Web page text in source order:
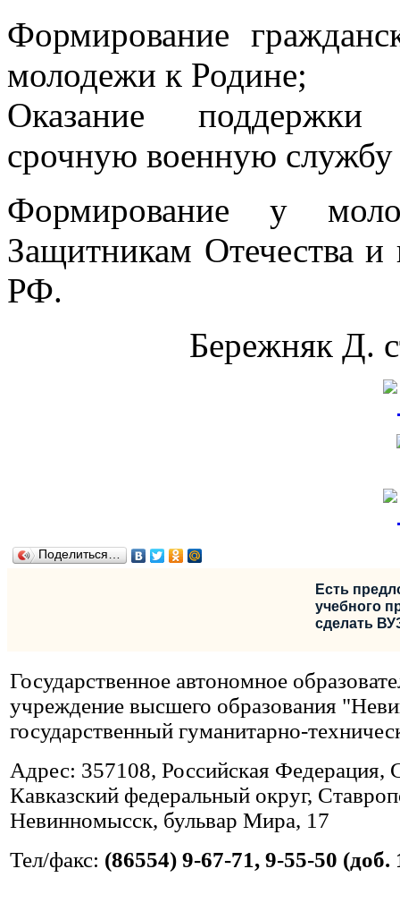
Формирование
молодежи к Родине;
Оказание
срочную военную
Формирование у
Защитникам Отечества
РФ.
Бережняк Д.
Поделиться…
Есть
учебного
сделать
Государственное автономное
учреждение высшего образования
государственный гуманитарно-
Адрес: 357108, Российская Федерация,
Кавказский федеральный округ,
Невинномысск, бульвар Мира, 17
Тел/факс: (86554) 9-67-71, 9-55-50 (доб.